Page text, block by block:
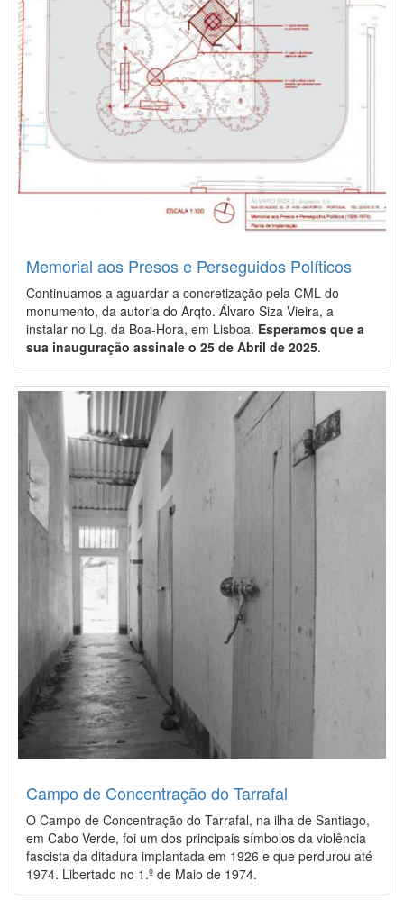
Memorial aos Presos e Perseguidos Políticos
Continuamos a aguardar a concretização pela CML do
monumento, da autoria do Arqto. Álvaro Siza Vieira, a
instalar no Lg. da Boa-Hora, em Lisboa. Esperamos que a
sua inauguração assinale o 25 de Abril de 2025.
Image
Campo de Concentração do Tarrafal
O Campo de Concentração do Tarrafal, na ilha de Santiago,
em Cabo Verde, foi um dos principais símbolos da violência
fascista da ditadura implantada em 1926 e que perdurou até
1974. Libertado no 1.º de Maio de 1974.